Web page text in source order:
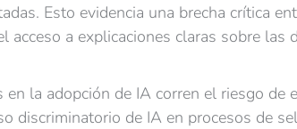
Esto evidencia una brecha crítica
acceso a explicaciones claras sobre
en la adopción de IA corren el riesgo
discriminatorio de IA en procesos de